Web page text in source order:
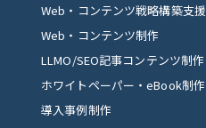
Web・コンテンツ戦略構築支援
Web・コンテンツ制作
LLMO/SEO記事コンテンツ制作
ホワイトペーパー・eBook制作
導入事例制作